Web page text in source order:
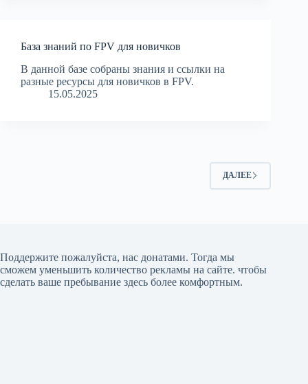
База знаний по FPV для новичков
В данной базе собраны знания и ссылки на
разные ресурсы для новичков в FPV.
15.05.2025
ДАЛЕЕ
Поддержите пожалуйста, нас донатами. Тогда мы
сможем уменьшить количество рекламы на сайте. чтобы
сделать ваше пребывание здесь более комфортным.